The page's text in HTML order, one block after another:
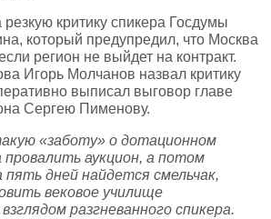
критику спикера Госдумы
который предупредил, что Москва
регион не выйдет на контракт.
Игорь Молчанов назвал критику
выписал выговор главе
Сергею Пименову.
«заботу» о дотационном
аукцион, а потом
пять дней найдется смельчак,
вековое училище
разгневанного спикера.